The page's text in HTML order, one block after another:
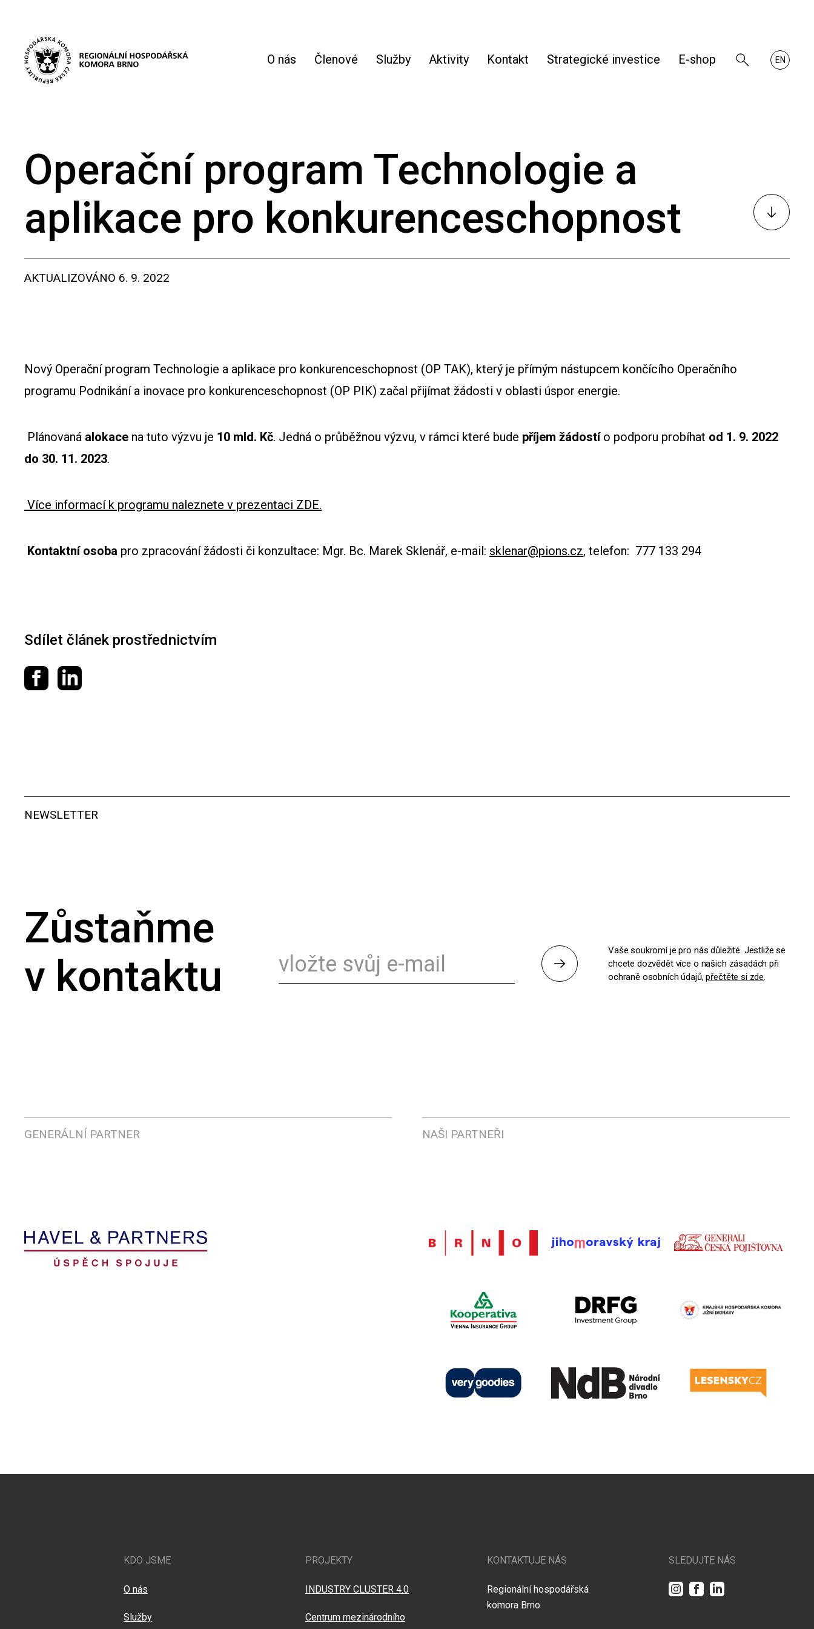
O nás Členové Služby Aktivity Kontakt Strategické investice E-shop
ZobrazitEN
About
Operační program Technologie a
aplikace pro konkurenceschopnost
K
obsahu
AKTUALIZOVÁNO 6. 9. 2022
Nový Operační program Technologie a aplikace pro konkurenceschopnost (OP TAK), který je přímým nástupcem končícího Operačního
programu Podnikání a inovace pro konkurenceschopnost (OP PIK) začal přijímat žádosti v oblasti úspor energie.
Plánovaná alokace na tuto výzvu je 10 mld. Kč. Jedná o průběžnou výzvu, v rámci které bude příjem žádostí o podporu probíhat od 1. 9. 2022
do 30. 11. 2023.
Více informací k programu naleznete v prezentaci ZDE.
Kontaktní osoba pro zpracování žádosti či konzultace: Mgr. Bc. Marek Sklenář, e-mail: sklenar@pions.cz, telefon: 777 133 294
Sdílet článek prostřednictvím
Sdílet na Facebooku
Sdílet na LinkedIn
NEWSLETTER
Zůstaňme
v kontaktu
Odeslat
Vaše soukromí je pro nás důležité. Jestliže se
chcete dozvědět více o našich zásadách při
ochraně osobních údajů,přečtěte si zde.
GENERÁLNÍ PARTNER NAŠI PARTNEŘI
KDO JSME
O nás
Služby
PROJEKTY
INDUSTRY CLUSTER 4.0
Centrum mezinárodního
KONTAKTUJE NÁS
Regionální hospodářská
komora Brno
SLEDUJTE NÁS
InstagramFacebookLinkedIn